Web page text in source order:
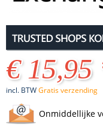
€ 15,95
incl. BTWGratis verzending
Onmiddellijke